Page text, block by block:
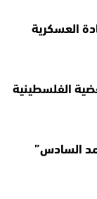
العسكرية
الفلسطينية
السادس”